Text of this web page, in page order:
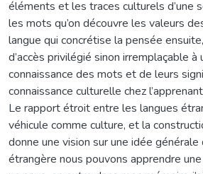
éléments et les traces culturels d’une
les mots qu’on découvre les valeurs
langue qui concrétise la pensée
d’accès privilégié sinon irremplaçable à
connaissance des mots et de leurs
connaissance culturelle chez
Le rapport étroit entre les langues
véhicule comme culture, et la
donne une vision sur une idée générale
étrangère nous pouvons apprendre